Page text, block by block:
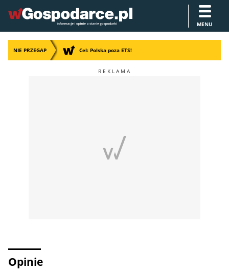
MENU
NIE PRZEGAP Cel: Polska poza ETS!
Opinie